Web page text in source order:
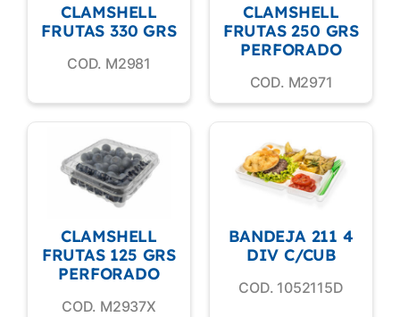
CLAMSHELL
FRUTAS 330 GRS
COD. M2981
CLAMSHELL
FRUTAS 250 GRS
PERFORADO
COD. M2971
CLAMSHELL
FRUTAS 125 GRS
PERFORADO
COD. M2937X
BANDEJA 211 4
DIV C/CUB
COD. 1052115D